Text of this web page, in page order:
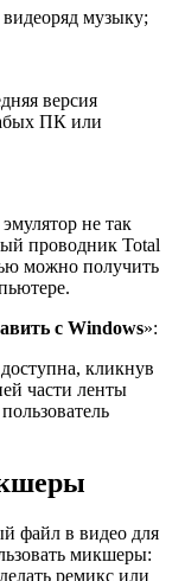
музыку;
версия
ПК или
не так
проводник Total
можно получить
с Windows»:
кликнув
части ленты
файл в видео для
микшеры:
ремикс или